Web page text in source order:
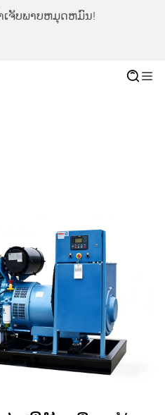
ເຈັບພາບຫມຸດຫມົນ!